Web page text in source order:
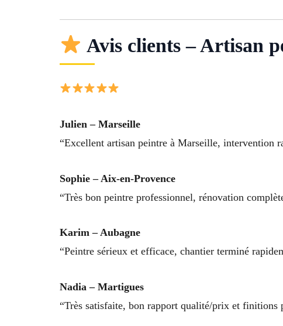
Avis clients – Artisan
Julien – Marseille
“Excellent artisan peintre à Marseille, intervention
Sophie – Aix-en-Provence
“Très bon peintre professionnel, rénovation
Karim – Aubagne
“Peintre sérieux et efficace, chantier terminé
Nadia – Martigues
“Très satisfaite, bon rapport qualité/prix et finitions